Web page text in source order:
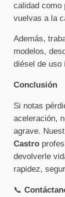
calidad como
vuelvas a la
Además,
modelos,
diésel de uso
Conclusión
Si notas
aceleración,
agrave.
Castro
devolverle
rapidez,
📞